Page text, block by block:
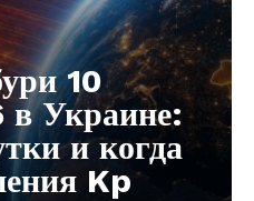
10
в Украине:
и когда
Kp